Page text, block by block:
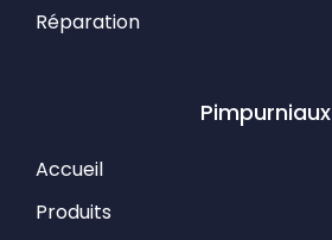
Réparation
Pimpurniaux
Accueil
Produits